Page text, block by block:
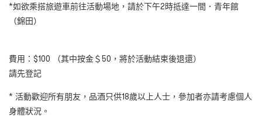
*如欲乘搭旅遊車前往活動場地，請於下午2時抵達一間．青年館
（錦田）
費用：$100 （其中按金＄50，將於活動結束後退還）
請先登記
* 活動歡迎所有朋友，品酒只供18歲以上人士，參加者亦請考慮個人
身體狀況。